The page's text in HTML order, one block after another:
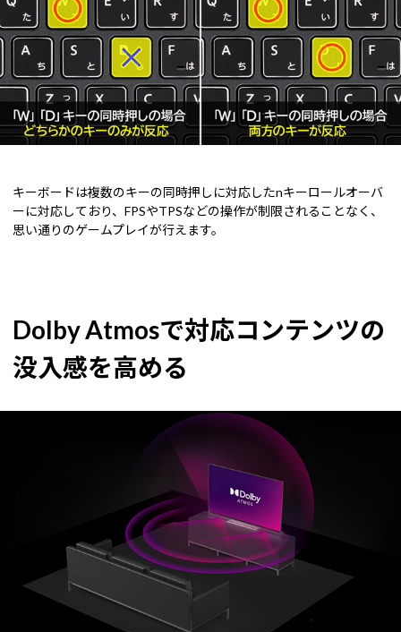
キーボードは複数のキーの同時押しに対応したnキーロールオーバ
ーに対応しており、FPSやTPSなどの操作が制限されることなく、
思い通りのゲームプレイが行えます。
Dolby Atmosで対応コンテンツの
没入感を高める